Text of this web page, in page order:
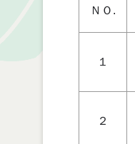
ＮＯ.
１
２